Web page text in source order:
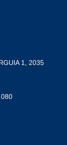
1, 2035